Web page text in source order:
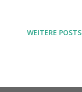
WEITERE POSTS